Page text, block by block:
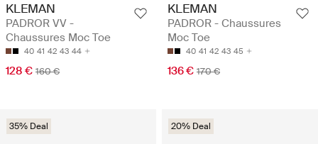
KLEMAN
PADROR VV -
Chaussures Moc Toe
40 41 42 43 44
128 € 160 €
KLEMAN
PADROR - Chaussures
Moc Toe
40 41 42 43 45
136 € 170 €
35% Deal 20% Deal